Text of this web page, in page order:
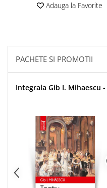
Adauga la Favorite
PACHETE SI PROMOTII
Integrala Gib I. Mihaescu